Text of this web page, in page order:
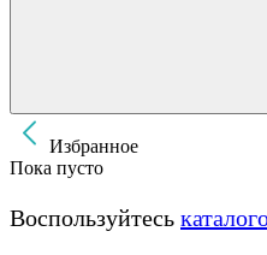
Избранное
Пока пусто
Воспользуйтесь